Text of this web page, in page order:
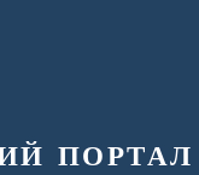
портал